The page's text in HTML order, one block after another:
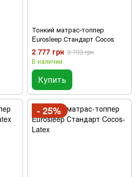
Тонкий матрас-топпер
Eurosleep Стандарт Cocos
2 777 грн 3 703 грн
В наличии
Купить
- 25%